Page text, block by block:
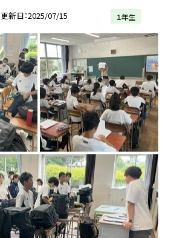
更新日 2025/07/15 １年生